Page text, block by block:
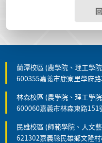
蘭潭校區 (農學院、理工學
600355嘉義市鹿寮里學府
林森校區 (農學院、理工學
600060嘉義市林森東路151
民雄校區 (師範學院、人文
621302嘉義縣民雄鄉文隆